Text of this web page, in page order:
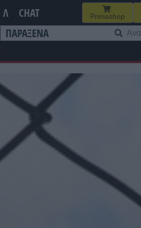
Λ CHAT Primashop
ΠΑΡΑΞΕΝΑ